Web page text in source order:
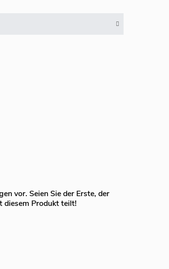
vor. Seien Sie der Erste, der
diesem Produkt teilt!